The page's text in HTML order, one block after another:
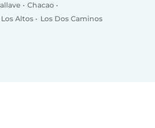
Chacao
Altos
Los Dos Caminos